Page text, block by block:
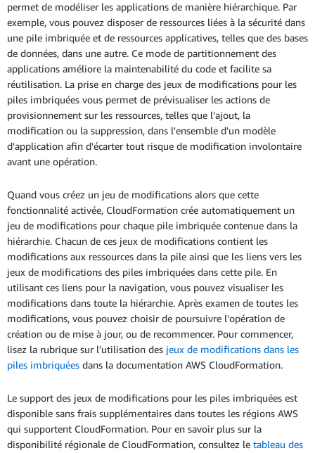
permet de modéliser les applications de manière hiérarchique. Par
exemple, vous pouvez disposer de ressources liées à la sécurité dans
une pile imbriquée et de ressources applicatives, telles que des bases
de données, dans une autre. Ce mode de partitionnement des
applications améliore la maintenabilité du code et facilite sa
réutilisation. La prise en charge des jeux de modifications pour les
piles imbriquées vous permet de prévisualiser les actions de
provisionnement sur les ressources, telles que l'ajout, la
modification ou la suppression, dans l'ensemble d'un modèle
d'application afin d'écarter tout risque de modification involontaire
avant une opération.
Quand vous créez un jeu de modifications alors que cette
fonctionnalité activée, CloudFormation crée automatiquement un
jeu de modifications pour chaque pile imbriquée contenue dans la
hiérarchie. Chacun de ces jeux de modifications contient les
modifications aux ressources dans la pile ainsi que les liens vers les
jeux de modifications des piles imbriquées dans cette pile. En
utilisant ces liens pour la navigation, vous pouvez visualiser les
modifications dans toute la hiérarchie. Après examen de toutes les
modifications, vous pouvez choisir de poursuivre l'opération de
création ou de mise à jour, ou de recommencer. Pour commencer,
lisez la rubrique sur l'utilisation des jeux de modifications dans les
piles imbriquées dans la documentation AWS CloudFormation.
Le support des jeux de modifications pour les piles imbriquées est
disponible sans frais supplémentaires dans toutes les régions AWS
qui supportent CloudFormation. Pour en savoir plus sur la
disponibilité régionale de CloudFormation, consultez le tableau des